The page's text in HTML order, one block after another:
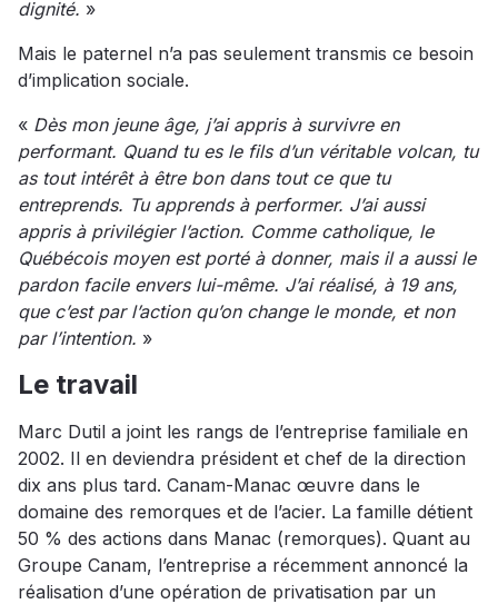
dignité. »
Mais le paternel n’a pas seulement transmis ce besoin
d’implication sociale.
« Dès mon jeune âge, j’ai appris à survivre en
performant. Quand tu es le fils d’un véritable volcan, tu
as tout intérêt à être bon dans tout ce que tu
entreprends. Tu apprends à performer. J’ai aussi
appris à privilégier l’action. Comme catholique, le
Québécois moyen est porté à donner, mais il a aussi le
pardon facile envers lui-même. J’ai réalisé, à 19 ans,
que c’est par l’action qu’on change le monde, et non
par l’intention. »
Le travail
Marc Dutil a joint les rangs de l’entreprise familiale en
2002. Il en deviendra président et chef de la direction
dix ans plus tard. Canam-Manac œuvre dans le
domaine des remorques et de l’acier. La famille détient
50 % des actions dans Manac (remorques). Quant au
Groupe Canam, l’entreprise a récemment annoncé la
réalisation d’une opération de privatisation par un